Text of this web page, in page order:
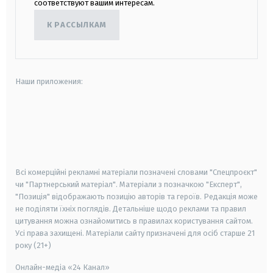
соответствуют вашим интересам.
К РАССЫЛКАМ
Наши приложения:
Всі комерційні рекламні матеріали позначені словами "Спецпроєкт"
чи "Партнерський матеріал". Матеріали з позначкою "Експерт",
"Позиція" відображають позицію авторів та героїв. Редакція може
не поділяти їхніх поглядів. Детальніше щодо реклами та правил
цитування можна ознайомитись в правилах користування сайтом.
Усі права захищені. Матеріали сайту призначені для осіб старше 21
року (21+)
Онлайн-медіа «24 Канал»